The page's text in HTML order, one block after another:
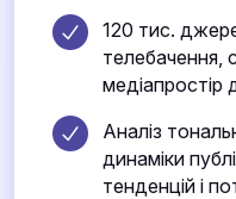
120 тис.
телебачення,
медіапростір
Аналіз
динаміки
тенденцій і